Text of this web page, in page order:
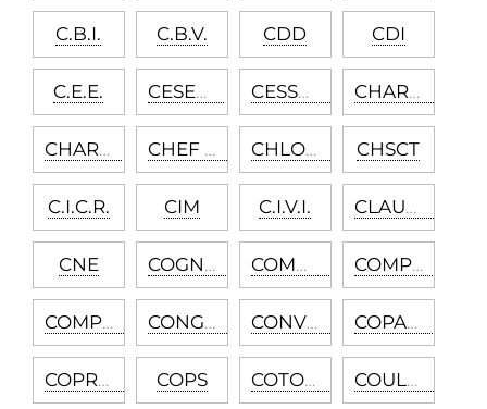
C.B.I. C.B.V. CDD CDI
C.E.E. CESEDA CESSEZ-LE-FEU CHARITÉ - BUSINESS
CHARTE CHEF DE MISSION CHLORE CHSCT
C.I.C.R. CIM C.I.V.I. CLAUSE DE MOBILITÉ
CNE COGNITION COMMUNAUTARISME COMPLEXE
COMPULSION CONGÉNITAL CONVULSION COPARENTALITÉ
COPROLALIE COPS COTOREP COULOIR